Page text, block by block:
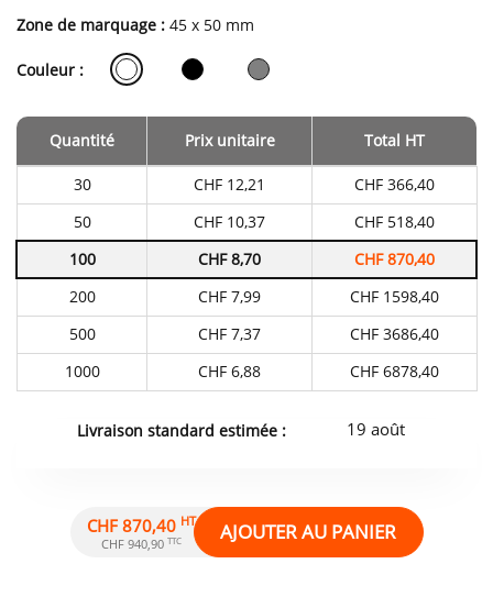
Zone de marquage : 45 x 50 mm
Couleur :
Tarifs
produit
fonction
la
quantité
commandée
Quantité Prix unitaire Total HT
30 CHF 12,21
CHF 366,40
50
CHF 10,37
CHF 518,40
100
CHF 8,70
CHF 870,40
200
CHF 7,99
CHF 1598,40
500
CHF 7,37
CHF 3686,40
1000
CHF 6,88 CHF 6878,40
Livraison standard estimée : 19 août
CHF 870,40 HT
CHF 940,90 TTC AJOUTER AU PANIER